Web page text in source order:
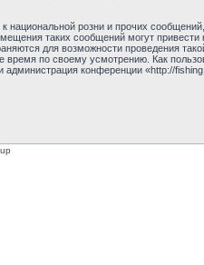
розни и прочих
таких сообщений могут
для возможности проведения
по своему усмотрению. Как
конференции «http://